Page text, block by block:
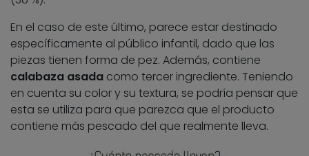
En el caso de este último, parece estar destinado
específicamente al público infantil, dado que las
piezas tienen forma de pez. Además, contiene
calabaza asada como tercer ingrediente. Teniendo
en cuenta su color y su textura, se podría pensar que
esta se utiliza para que parezca que el producto
contiene más pescado del que realmente lleva.